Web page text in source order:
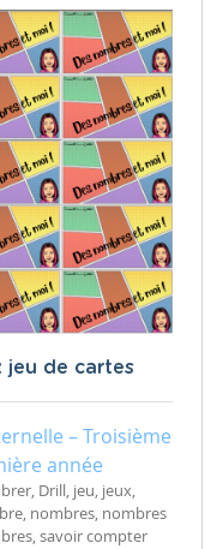
jeu de cartes
– Troisième
année
Drill, jeu, jeux,
nombres, nombres
savoir compter